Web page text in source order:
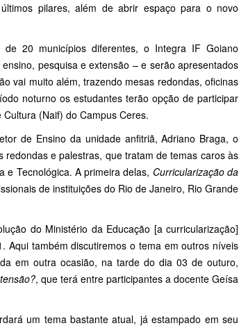
pilares, além de abrir espaço para o novo
20 municípios diferentes, o Integra IF Goiano
pesquisa e extensão – e serão apresentados
vai muito além, trazendo mesas redondas, oficinas
noturno os estudantes terão opção de participar
(Naif) do Campus Ceres.
de Ensino da unidade anfitriã, Adriano Braga, o
e palestras, que tratam de temas caros às
e Tecnológica. A primeira delas, Curricularização da
de instituições do Rio de Janeiro, Rio Grande
do Ministério da Educação [a curricularização]
Aqui também discutiremos o tema em outros níveis
em outra ocasião, na tarde do dia 03 de outuro,
, que terá entre participantes a docente Geísa
um tema bastante atual, já estampado em seu